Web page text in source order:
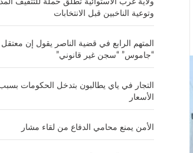
ولاية غرب الاستوائية تطلق حملة للتثقيف
وتوعية الناخبين قبل الانتخابات
المتهم الرابع في قضية الناصر يقول إن معتقل
“جاموس” “سجن غير قانوني”
التجار في ياي يطالبون بتدخل الحكومات
الأسعار
الأمن يمنع محامي الدفاع من لقاء مشار